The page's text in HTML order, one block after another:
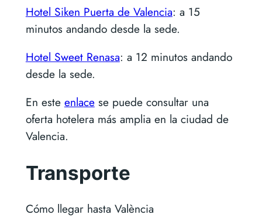
Hotel Siken Puerta de Valencia: a 15
minutos andando desde la sede.
Hotel Sweet Renasa: a 12 minutos andando
desde la sede.
En este enlacese puede consultar una
oferta hotelera más amplia en la ciudad de
Valencia.
Transporte
Cómo llegar hasta València